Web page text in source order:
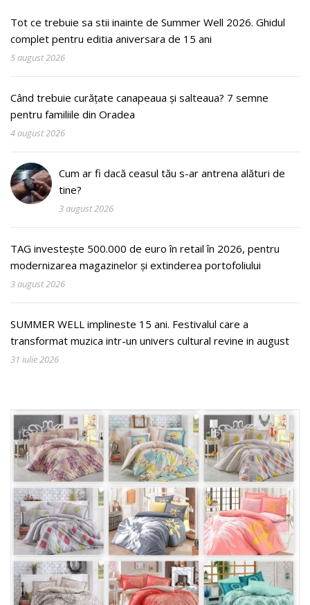
Tot ce trebuie sa stii inainte de Summer Well 2026. Ghidul
complet pentru editia aniversara de 15 ani
5 august 2026
Când trebuie curățate canapeaua și salteaua? 7 semne
pentru familiile din Oradea
4 august 2026
Cum ar fi dacă ceasul tău s-ar antrena alături de
tine?
3 august 2026
TAG investește 500.000 de euro în retail în 2026, pentru
modernizarea magazinelor și extinderea portofoliului
3 august 2026
SUMMER WELL implineste 15 ani. Festivalul care a
transformat muzica intr-un univers cultural revine in august
31 iulie 2026